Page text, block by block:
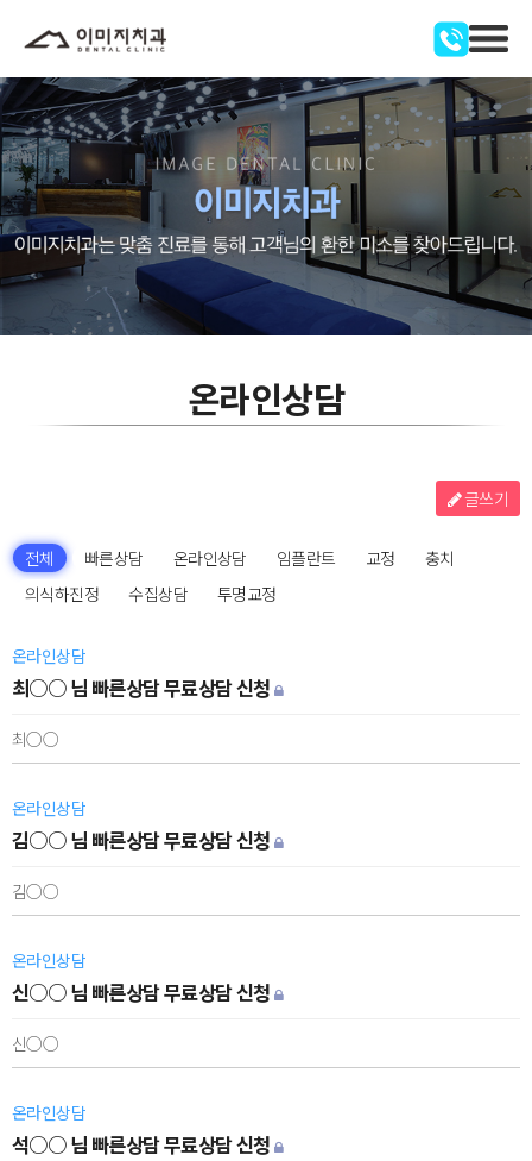
온라인상담
글쓰기
전체 빠른상담 온라인상담 임플란트 교정
충치
의식하진정
수집상담 투명교정
온라인상담
최○○ 님 빠른상담 무료상담 신청
최○○
온라인상담
김○○ 님 빠른상담 무료상담 신청
김○○
온라인상담
신○○ 님 빠른상담 무료상담 신청
신○○
온라인상담
석○○ 님 빠른상담 무료상담 신청